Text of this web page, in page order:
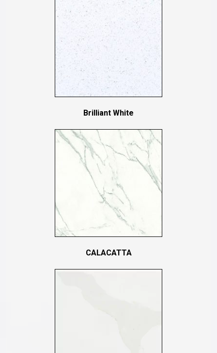
Brilliant White
CALACATTA